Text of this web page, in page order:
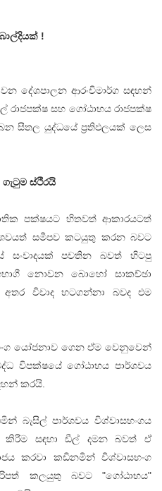
!
දේශපාලන ආරංචිමාර්ග සඳහන්
සහ ගෝඨාභය රාජපක්ෂ
සීතල යුද්ධයේ ප්‍රතිඵලයක් ලෙස
ස්ථිරයි
පක්ෂයට හිතවත් ආකාරයටත්
සමීපව කටයුතු කරන බවට
සංවාදයක් පවතින බවත් හිටපු
නොවන බොහෝ සාකච්ඡා
අතර විවාද හටගන්නා බවද එම
යෝජනාව ගෙන ඒම වෙනුවෙන්
විපක්ෂයේ ගෝඨාභය පාර්ශවය
කරයි.
බැසිල් පාර්ශවය විශ්වාසභංගය
කිරීම සඳහා ඩීල් දමන බවත් ඒ
කරවා කඩිනමින් විශ්වාසභංග
කලයුතු බවට "ගෝඨාභය"